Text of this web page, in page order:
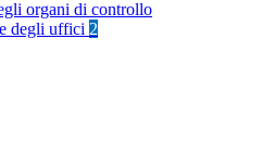
organi di controllo
degli uffici 2